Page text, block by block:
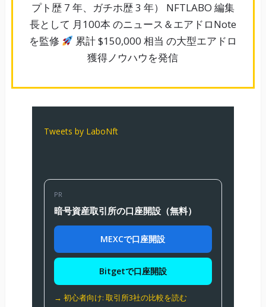
プト歴 7 年、ガチホ歴 3 年） NFTLABO 編集
長として 月100本 のニュース＆エアドロNote
を監修
累計 $150,000 相当 の大型エアドロ
獲得ノウハウを発信
Tweets by LaboNft
PR
暗号資産取引所の口座開設（無料）
MEXCで口座開設
Bitgetで口座開設
→ 初心者向け: 取引所3社の比較を読む